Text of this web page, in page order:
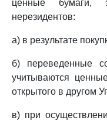
ценные бумаги,
нерезидентов:
а) в результате
б) переведенные
учитываются
открытого в другом
в) при